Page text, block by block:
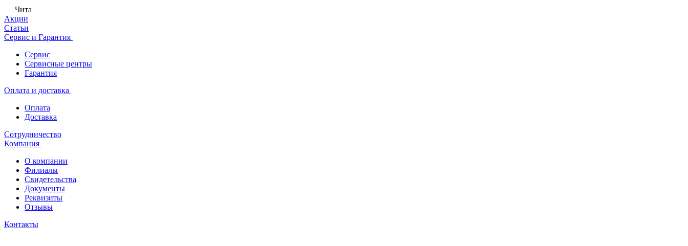
Чита
Акции
Статьи
Сервис и Гарантия
Сервис
Сервисные центры
Гарантия
Оплата и доставка
Оплата
Доставка
Сотрудничество
Компания
О компании
Филиалы
Свидетельства
Документы
Реквизиты
Отзывы
Контакты